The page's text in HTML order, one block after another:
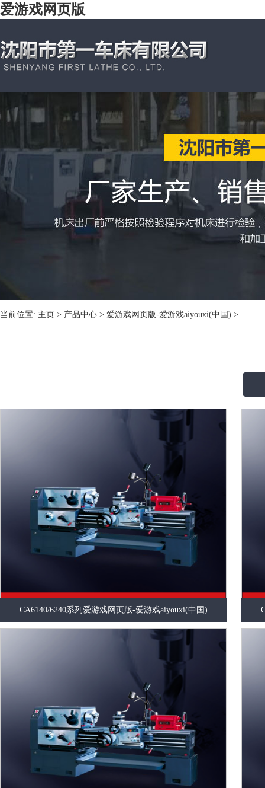
爱游戏网页版
当前位置: 主页 > 产品中心 > 爱游戏网页版-爱游戏aiyouxi(中国) >
CA6140/6240系列爱游戏网页版-爱游戏aiyouxi(中国)